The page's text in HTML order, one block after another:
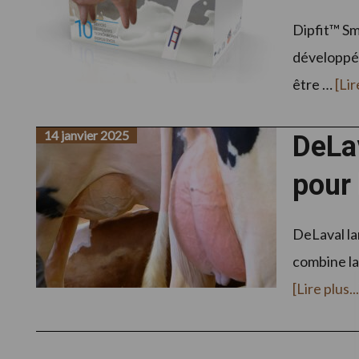
Dipfit™
être …
14 janvier 2025
DeLaval
combine
[Lire